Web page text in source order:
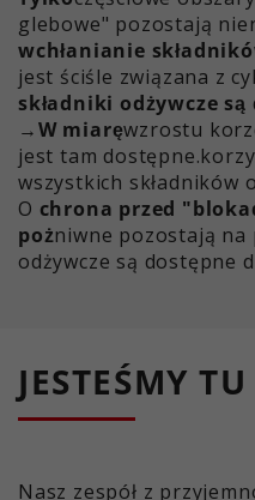
glebowe" pozostają
wchłanianie
jest ściśle związana z
składniki odżywcze
→W miaręwzrostu
jest tam
wszystkich składników
O chrona przed
pożniwne pozostają na
odżywcze są dostępne
JESTEŚMY
Nasz zespół z